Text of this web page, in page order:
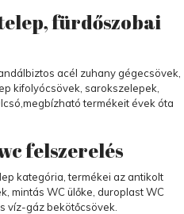
fürdőszobai
acél zuhany gégecsövek,
kifolyócsövek, sarokszelepek,
termékeit évek óta
felszerelés
kategória, termékei az antikolt
mintás WC ülőke, duroplast WC
víz-gáz bekötőcsövek.